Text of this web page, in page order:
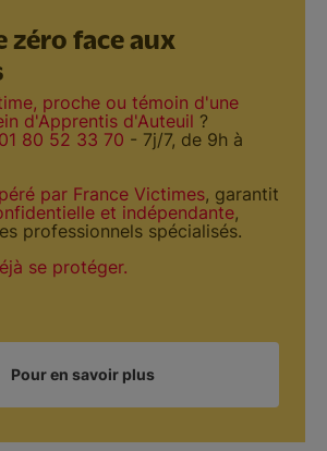
zéro face aux
proche ou témoin d'une
d'Apprentis d'Auteuil ?
01 80 52 33 70 - 7j/7, de 9h à
par France Victimes, garantit
et indépendante,
professionnels spécialisés.
se protéger.
Pour en savoir plus